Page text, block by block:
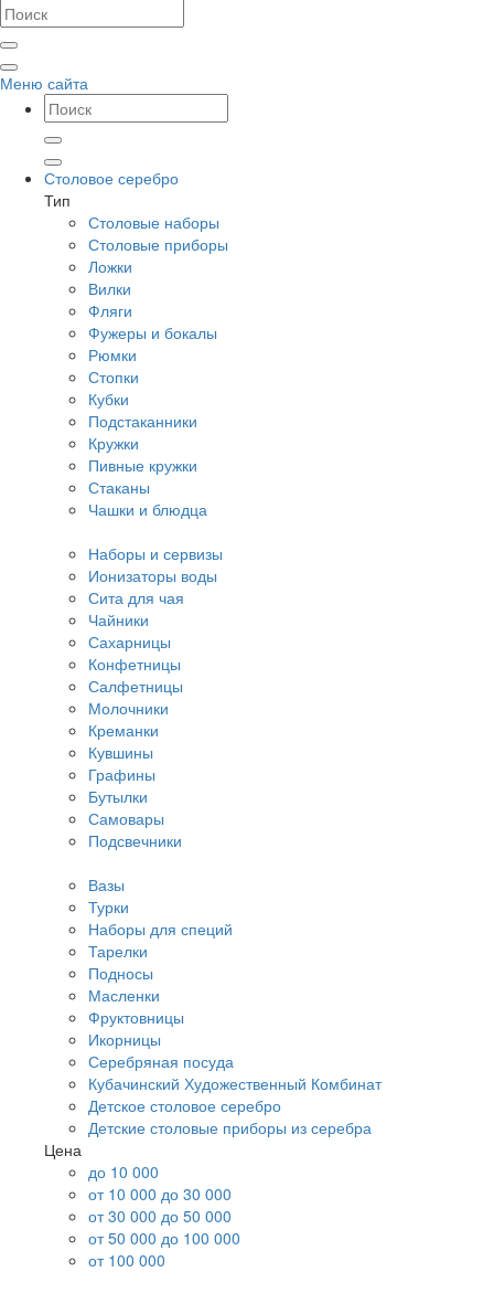
Меню сайта
Столовое серебро
Тип
Столовые наборы
Столовые приборы
Ложки
Вилки
Фляги
Фужеры и бокалы
Рюмки
Стопки
Кубки
Подстаканники
Кружки
Пивные кружки
Стаканы
Чашки и блюдца
Наборы и сервизы
Ионизаторы воды
Сита для чая
Чайники
Сахарницы
Конфетницы
Салфетницы
Молочники
Креманки
Кувшины
Графины
Бутылки
Самовары
Подсвечники
Вазы
Турки
Наборы для специй
Тарелки
Подносы
Масленки
Фруктовницы
Икорницы
Серебряная посуда
Кубачинский Художественный Комбинат
Детское столовое серебро
Детские столовые приборы из серебра
Цена
до 10 000
от 10 000 до 30 000
от 30 000 до 50 000
от 50 000 до 100 000
от 100 000